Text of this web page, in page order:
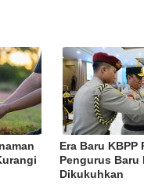
Era Baru KBPP
Pengurus Baru
Dikukuhkan